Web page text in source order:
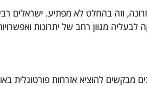
וזה בהחלט לא מפתיע. ישראלים
לבעליה מגוון רחב של יתרונות
להוציא אזרחות פורטוגלית